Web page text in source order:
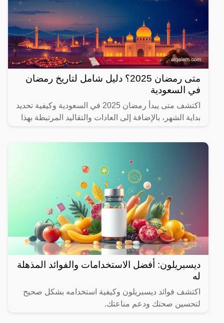
متى رمضان 2025؟ دليل شامل لتاريخ رمضان
في السعودية
اكتشف متى يبدأ رمضان 2025 في السعودية وكيفية تحديد
بداية الشهر، بالإضافة إلى العادات والتقاليد المرتبطة بهذا
ديسبريلون: أفضل الاستخدامات والفوائد المذهلة
له
اكتشف فوائد ديسبريلون وكيفية استخدامه بشكل صحيح
لتحسين صحتك ودعم مناعتك.